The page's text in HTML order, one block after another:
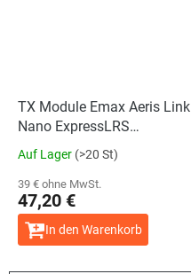
TX Module Emax Aeris Link
Nano ExpressLRS
868/915MHz
Auf Lager (>20 St)
39 € ohne MwSt.
47,20 €
In den Warenkorb